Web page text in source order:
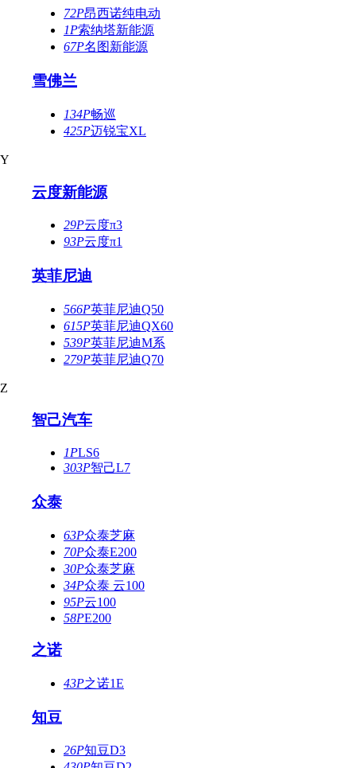
72P昂西诺纯电动
1P索纳塔新能源
67P名图新能源
雪佛兰
134P畅巡
425P迈锐宝XL
Y
云度新能源
29P云度π3
93P云度π1
英菲尼迪
566P英菲尼迪Q50
615P英菲尼迪QX60
539P英菲尼迪M系
279P英菲尼迪Q70
Z
智己汽车
1PLS6
303P智己L7
众泰
63P众泰芝麻
70P众泰E200
30P众泰芝麻
34P众泰 云100
95P云100
58PE200
之诺
43P之诺1E
知豆
26P知豆D3